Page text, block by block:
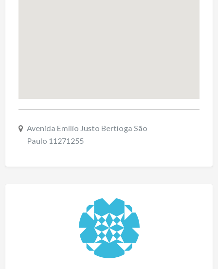
Avenida Emílio Justo Bertioga São
Paulo 11271255